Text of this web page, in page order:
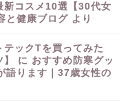
新コスメ10選【30代女
と健康ブログ より
テックTを買ってみた
に おすすめ防寒グッ
語ります｜37歳女性の